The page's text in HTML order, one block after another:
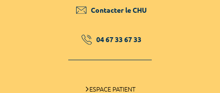
Contacter le CHU
04 67 33 67 33
ESPACE PATIENT